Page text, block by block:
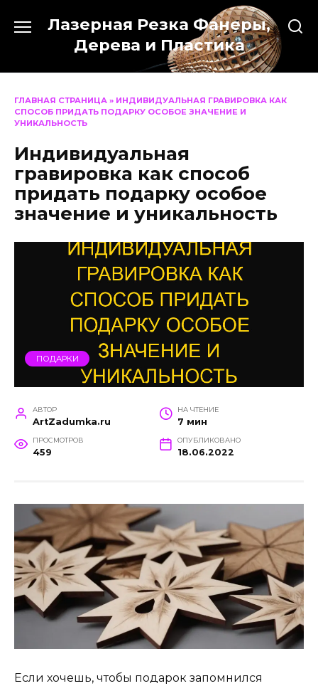
содержанию
Лазерная Резка Фанеры,
Дерева и Пластика
ГЛАВНАЯ СТРАНИЦА » ИНДИВИДУАЛЬНАЯ ГРАВИРОВКА КАК
СПОСОБ ПРИДАТЬ ПОДАРКУ ОСОБОЕ ЗНАЧЕНИЕ И
УНИКАЛЬНОСТЬ
Индивидуальная
гравировка как способ
придать подарку особое
значение и уникальность
ПОДАРКИ
АВТОР
ArtZadumka.ru
НА ЧТЕНИЕ
7 мин
ПРОСМОТРОВ
459
ОПУБЛИКОВАНО
18.06.2022
Если хочешь, чтобы подарок запомнился